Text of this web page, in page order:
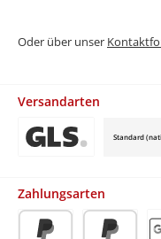
Oder über unser
Versandarten
Standard
Zahlungsarten